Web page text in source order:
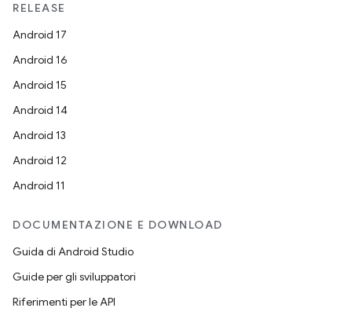
RELEASE
Android 17
Android 16
Android 15
Android 14
Android 13
Android 12
Android 11
DOCUMENTAZIONE E DOWNLOAD
Guida di Android Studio
Guide per gli sviluppatori
Riferimenti per le API